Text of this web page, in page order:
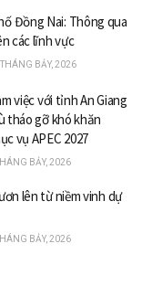
Đồng Nai: Thông qua
các lĩnh vực
BẢY, 2026
việc với tỉnh An Giang
tháo gỡ khó khăn
vụ APEC 2027
BẢY, 2026
lên từ niềm vinh dự
BẢY, 2026